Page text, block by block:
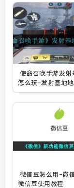
使命召唤手游发射
怎么玩-发射基地
略
微信豆怎么用-微
微信豆使用教程